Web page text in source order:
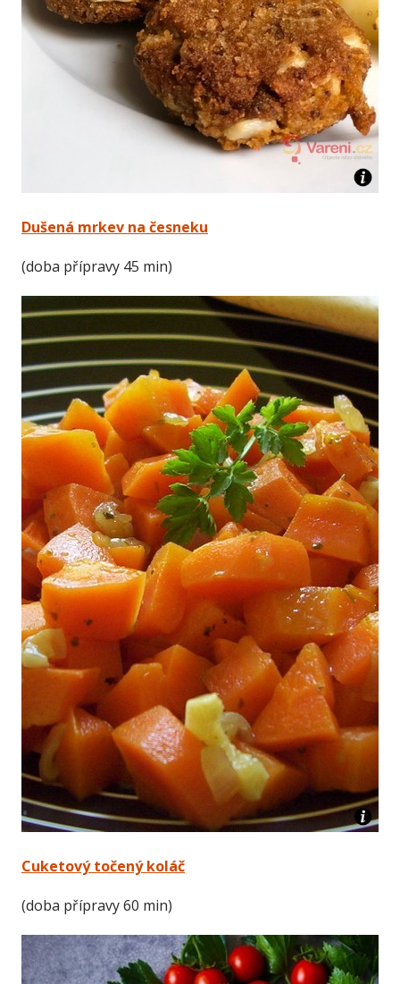
Dušená mrkev na česneku
(doba přípravy 45 min)
Cuketový točený koláč
(doba přípravy 60 min)